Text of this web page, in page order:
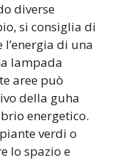
diverse
si consiglia di
di una
lampada
aree può
della guha
energetico.
verdi o
lo spazio e